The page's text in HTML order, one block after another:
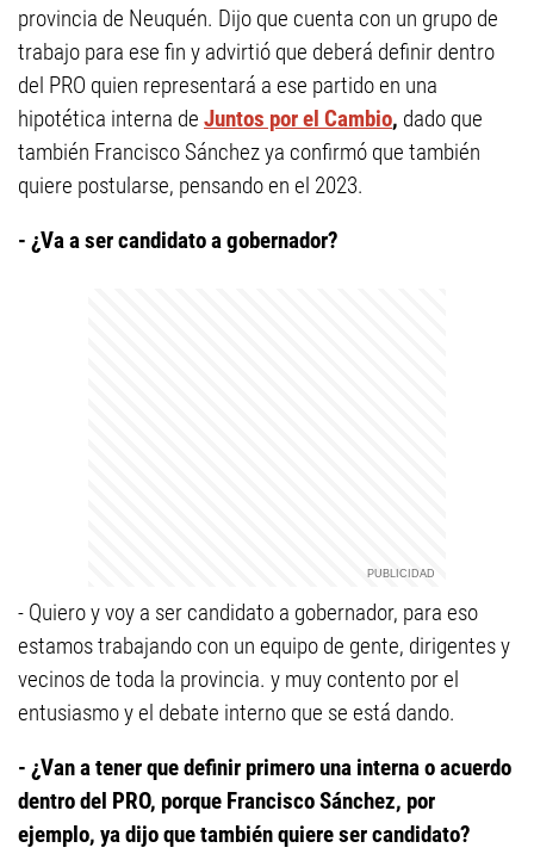
provincia de Neuquén. Dijo que cuenta con un grupo de
trabajo para ese fin y advirtió que deberá definir dentro
del PRO quien representará a ese partido en una
hipotética interna de Juntos porel Cambio, dado que
también Francisco Sánchez ya confirmó que también
quiere postularse, pensando en el 2023.
- ¿Va a ser candidato a gobernador?
- Quiero y voy a ser candidato a gobernador, para eso
estamos trabajando con un equipo de gente, dirigentes y
vecinos de toda la provincia. y muy contento por el
entusiasmo y el debate interno que se está dando.
- ¿Van a tener que definir primero una interna o acuerdo
dentro del PRO, porque Francisco Sánchez, por
ejemplo, ya dijo que también quiere ser candidato?